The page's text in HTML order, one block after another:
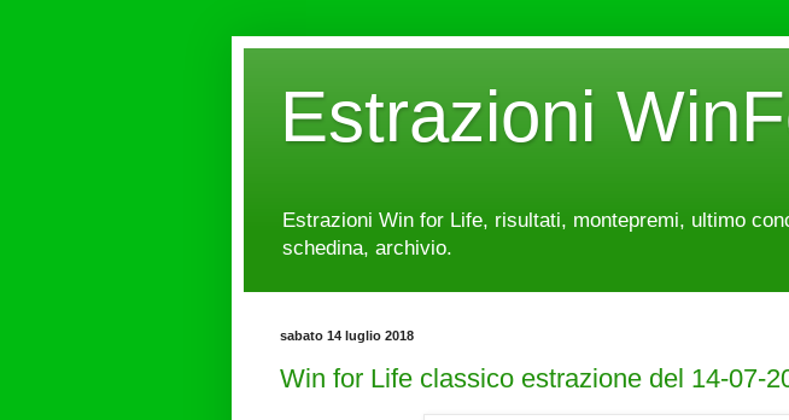
Estrazioni
Estrazioni Win for Life, risultati, montepremi, ultimo
schedina, archivio.
sabato 14 luglio 2018
Win for Life classico estrazione del 14-07-